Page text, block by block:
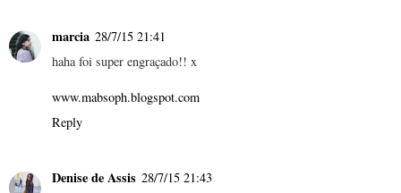
marcia 28/7/15 21:41
haha foi super engraçado!! x
www.mabsoph.blogspot.com
Reply
Denise de Assis 28/7/15 21:43